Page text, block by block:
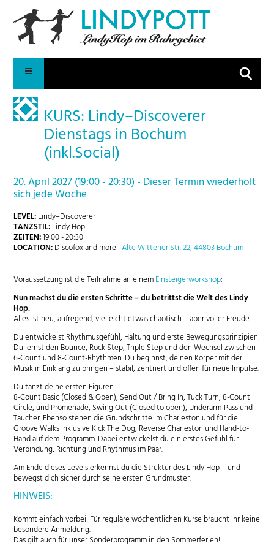
Suche
KURS: Lindy–Discoverer
Dienstags in Bochum
(inkl.Social)
20. April 2027 (19:00 - 20:30) - Dieser Termin wiederholt
sich jede Woche
LEVEL:Lindy–Discoverer
TANZSTIL:Lindy Hop
ZEITEN:19:00 - 20:30
LOCATION:Discofox and more |Alte Wittener Str. 22, 44803 Bochum
Voraussetzung ist die Teilnahme an einemEinsteigerworkshop:
Nun machst du die ersten Schritte – du betrittst die Welt des Lindy
Hop.
Alles ist neu, aufregend, vielleicht etwas chaotisch – aber voller Freude.
Du entwickelst Rhythmusgefühl, Haltung und erste Bewegungsprinzipien:
Du lernst den Bounce, Rock Step, Triple Step und den Wechsel zwischen
6-Count und 8-Count-Rhythmen. Du beginnst, deinen Körper mit der
Musik in Einklang zu bringen – stabil, zentriert und offen für neue Impulse.
Du tanzt deine ersten Figuren:
8-Count Basic (Closed & Open), Send Out / Bring In, Tuck Turn, 8-Count
Circle, und Promenade, Swing Out (Closed to open), Underarm-Pass und
Taucher. Ebenso stehen die Grundschritte im Charleston und für die
Groove Walks inklusive Kick The Dog, Reverse Charleston und Hand-to-
Hand auf dem Programm. Dabei entwickelst du ein erstes Gefühl für
Verbindung, Richtung und Rhythmus im Paar.
Am Ende dieses Levels erkennst du die Struktur des Lindy Hop – und
bewegst dich sicher durch seine ersten Grundmuster.
HINWEIS:
Kommt einfach vorbei! Für reguläre wöchentlichen Kurse braucht ihr keine
besondere Anmeldung.
Das gilt auch für unser Sonderprogramm in den Sommerferien!